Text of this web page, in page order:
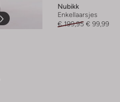
Nubikk
Enkellaarsjes
€ 199,95 € 99,99